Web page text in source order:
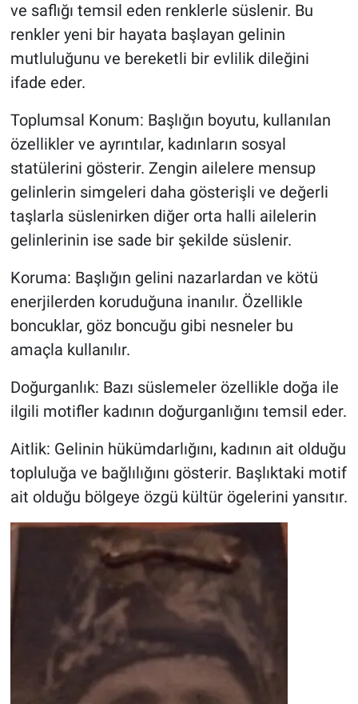
ve saflığı temsil eden renklerle süslenir. Bu
renkler yeni bir hayata başlayan gelinin
mutluluğunu ve bereketli bir evlilik dileğini
ifade eder.
Toplumsal Konum: Başlığın boyutu, kullanılan
özellikler ve ayrıntılar, kadınların sosyal
statülerini gösterir. Zengin ailelere mensup
gelinlerin simgeleri daha gösterişli ve değerli
taşlarla süslenirken diğer orta halli ailelerin
gelinlerinin ise sade bir şekilde süslenir.
Koruma: Başlığın gelini nazarlardan ve kötü
enerjilerden koruduğuna inanılır. Özellikle
boncuklar, göz boncuğu gibi nesneler bu
amaçla kullanılır.
Doğurganlık: Bazı süslemeler özellikle doğa ile
ilgili motifler kadının doğurganlığını temsil eder.
Aitlik: Gelinin hükümdarlığını, kadının ait olduğu
topluluğa ve bağlılığını gösterir. Başlıktaki motif
ait olduğu bölgeye özgü kültür ögelerini yansıtır.